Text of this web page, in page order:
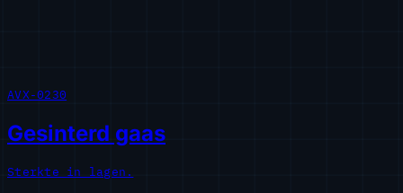
AVX-0230
Gesinterd gaas
Sterkte in lagen.